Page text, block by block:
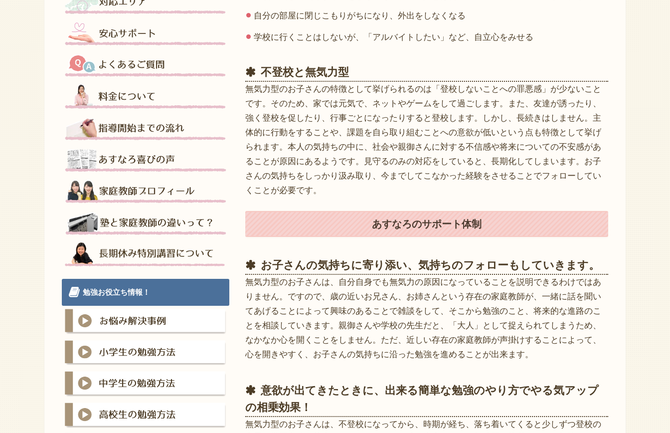
自分の部屋に閉じこもりがちになり、外出をしなくなる
学校に行くことはしないが、「アルバイトしたい」など、自立心をみせる
不登校と無気力型
無気力型のお子さんの特徴として挙げられるのは「登校しないことへの罪悪感」が少ないこと
です。そのため、家では元気で、ネットやゲームをして過ごします。また、友達が誘ったり、
強く登校を促したり、行事ごとになったりすると登校します。しかし、長続きはしません。主
体的に行動をすることや、課題を自ら取り組むことへの意欲が低いという点も特徴として挙げ
られます。本人の気持ちの中に、社会や親御さんに対する不信感や将来についての不安感があ
ることが原因にあるようです。見守るのみの対応をしていると、長期化してしまいます。お子
さんの気持ちをしっかり汲み取り、今までしてこなかった経験をさせることでフォローしてい
くことが必要です。
あすなろのサポート体制
お子さんの気持ちに寄り添い、気持ちのフォローもしていきます。
無気力型のお子さんは、自分自身でも無気力の原因になっていることを説明できるわけではあ
りません。ですので、歳の近いお兄さん、お姉さんという存在の家庭教師が、一緒に話を聞い
てあげることによって興味のあることで雑談をして、そこから勉強のこと、将来的な進路のこ
とを相談していきます。親御さんや学校の先生だと、「大人」として捉えられてしまうため、
なかなか心を開くことをしません。ただ、近しい存在の家庭教師が声掛けすることによって、
心を開きやすく、お子さんの気持ちに沿った勉強を進めることが出来ます。
意欲が出てきたときに、出来る簡単な勉強のやり方でやる気アップ
の相乗効果！
無気力型のお子さんは、不登校になってから、時期が経ち、落ち着いてくると少しずつ登校の
勉強お役立ち情報！